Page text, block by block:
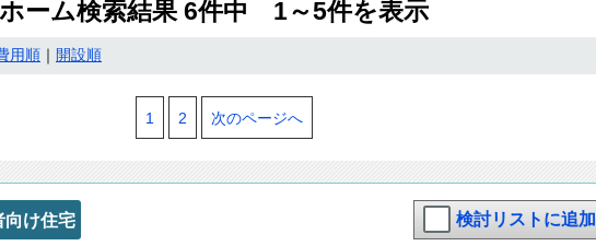
ーム検索結果 6件中 1～5件を表示
用順 開設順
1 2 次のページへ
向け住宅 検討リストに追加